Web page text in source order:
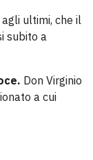
ultimi, che il
subito a
Don Virginio
a cui